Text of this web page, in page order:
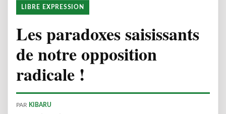
LIBRE EXPRESSION
Les paradoxes saisissants
de notre opposition
radicale !
PAR KIBARU